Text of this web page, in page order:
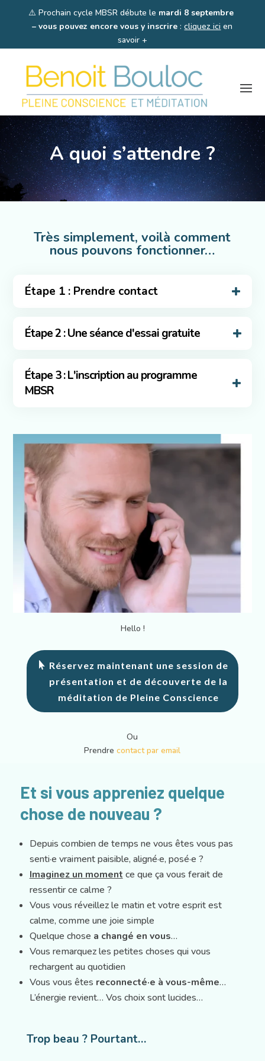
⚠️ Prochain cycle MBSR débute le mardi 8 septembre
– vous pouvez encore vous y inscrire:cliquez ici en
savoir +
A quoi s’attendre ?
Très simplement, voilà comment
nous pouvons fonctionner…
Étape 1 : Prendre contact
Étape 2 : Une séance d'essai gratuite
Étape 3 : L'inscription au programme
MBSR
Hello !
Réservez maintenant une session de
présentation et de découverte de la
méditation de Pleine Conscience
Ou
Prendre contact par email
Et si vous appreniez quelque
chose de nouveau ?
Depuis combien de temps ne vous êtes vous pas
senti·e vraiment paisible, aligné·e, posé·e ?
Imaginez un moment ce que ça vous ferait de
ressentir ce calme ?
Vous vous réveillez le matin et votre esprit est
calme, comme une joie simple
Quelque chose a changé en vous…
Vous remarquez les petites choses qui vous
rechargent au quotidien
Vous vous êtes reconnecté·e à vous-même…
L’énergie revient… Vos choix sont lucides…
Trop beau ? Pourtant…